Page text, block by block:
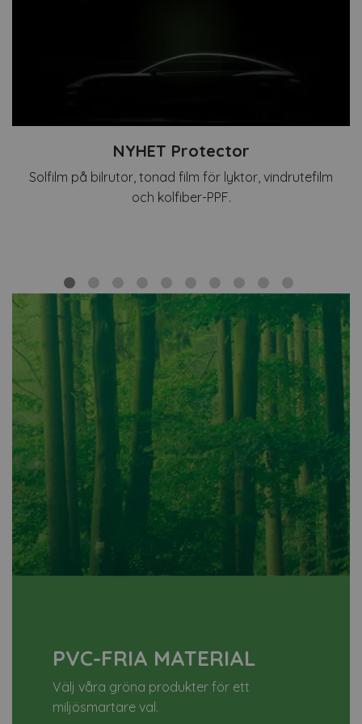
NYHET Protector
Solfilm på bilrutor, tonad film för lyktor, vindrutefilm
och kolfiber-PPF.
PVC-FRIA MATERIAL
Välj våra gröna produkter för ett
miljösmartare val.